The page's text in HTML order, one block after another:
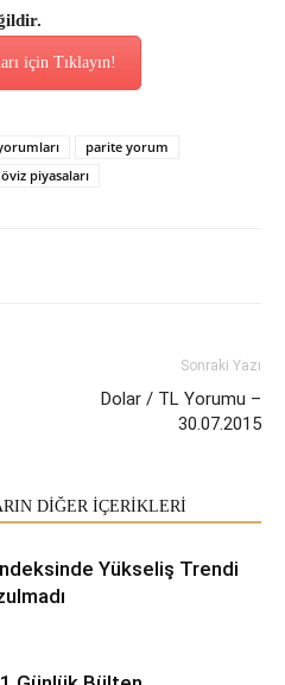
için Tıklayın!
parite yorum
piyasaları
Sonraki Yazı
Dolar / TL Yorumu –
30.07.2015
DİĞER İÇERİKLERİ
Yükseliş Trendi